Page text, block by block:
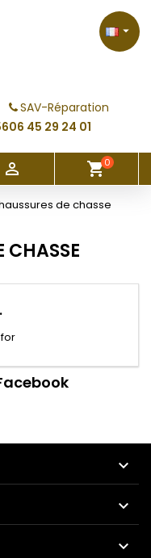
SAV-Réparation
06 45 29 24 01

 shopping_cart0
de chasse
CHASSE



×
×
×
une liste d'envies
×
des produits